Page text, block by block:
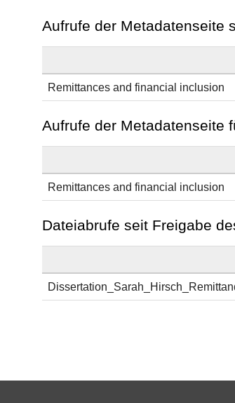
Aufrufe der Metadatenseite
Remittances and financial inclusion
Aufrufe der Metadatenseite
Remittances and financial inclusion
Dateiabrufe seit Freigabe